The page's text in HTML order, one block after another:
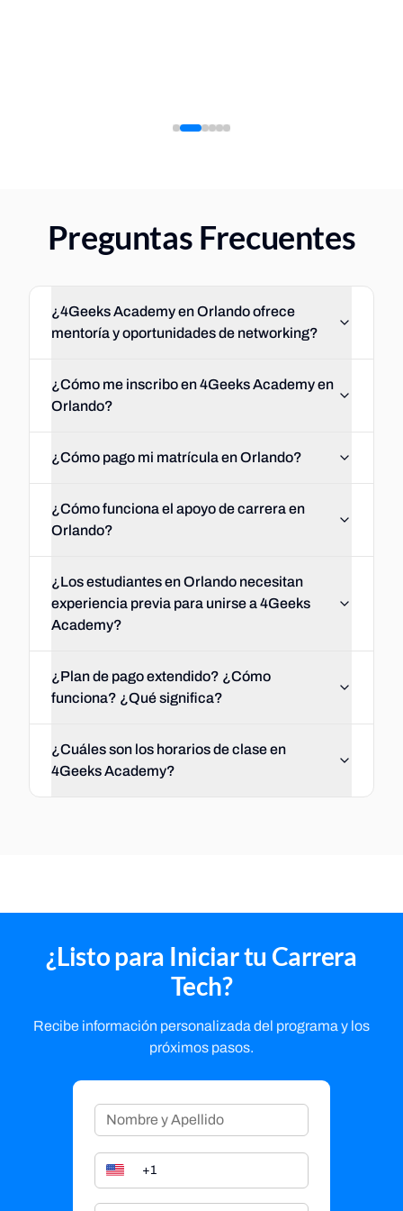
Preguntas Frecuentes
¿4Geeks Academy en Orlando ofrece
mentoría y oportunidades de networking?
¿Cómo me inscribo en 4Geeks Academy en
Orlando?
¿Cómo pago mi matrícula en Orlando?
¿Cómo funciona el apoyo de carrera en
Orlando?
¿Los estudiantes en Orlando necesitan
experiencia previa para unirse a 4Geeks
Academy?
¿Plan de pago extendido? ¿Cómo
funciona? ¿Qué significa?
¿Cuáles son los horarios de clase en
4Geeks Academy?
¿Listo para Iniciar tu Carrera
Tech?
Recibe información personalizada del programa y los
próximos pasos.